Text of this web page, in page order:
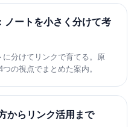
ノートを小さく分けて考
分けてリンクで育てる。原
の視点でまとめた案内。
からリンク活用まで